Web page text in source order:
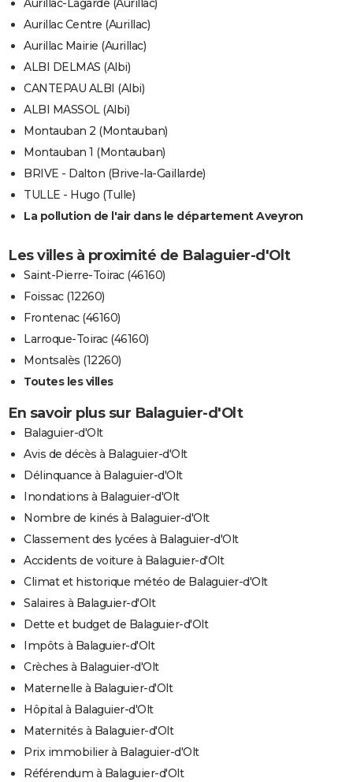
Aurillac-Lagarde (Aurillac)
Aurillac Centre (Aurillac)
Aurillac Mairie (Aurillac)
ALBI DELMAS (Albi)
CANTEPAU ALBI (Albi)
ALBI MASSOL (Albi)
Montauban 2 (Montauban)
Montauban 1 (Montauban)
BRIVE - Dalton (Brive-la-Gaillarde)
TULLE - Hugo (Tulle)
La pollution de l'air dans le département Aveyron
Les villes à proximité de Balaguier-d'Olt
Saint-Pierre-Toirac (46160)
Foissac (12260)
Frontenac (46160)
Larroque-Toirac (46160)
Montsalès (12260)
Toutes les villes
En savoir plus sur Balaguier-d'Olt
Balaguier-d'Olt
Avis de décès à Balaguier-d'Olt
Délinquance à Balaguier-d'Olt
Inondations à Balaguier-d'Olt
Nombre de kinés à Balaguier-d'Olt
Classement des lycées à Balaguier-d'Olt
Accidents de voiture à Balaguier-d'Olt
Climat et historique météo de Balaguier-d'Olt
Salaires à Balaguier-d'Olt
Dette et budget de Balaguier-d'Olt
Impôts à Balaguier-d'Olt
Crèches à Balaguier-d'Olt
Maternelle à Balaguier-d'Olt
Hôpital à Balaguier-d'Olt
Maternités à Balaguier-d'Olt
Prix immobilier à Balaguier-d'Olt
Référendum à Balaguier-d'Olt